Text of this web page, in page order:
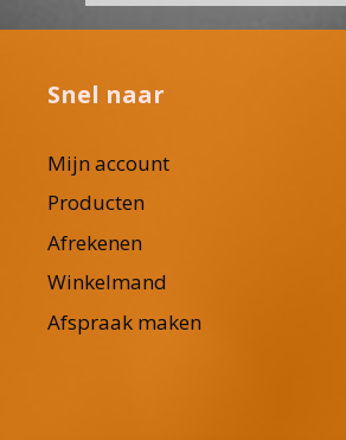
Snel naar
Mijn account
Producten
Afrekenen
Winkelmand
Afspraak maken